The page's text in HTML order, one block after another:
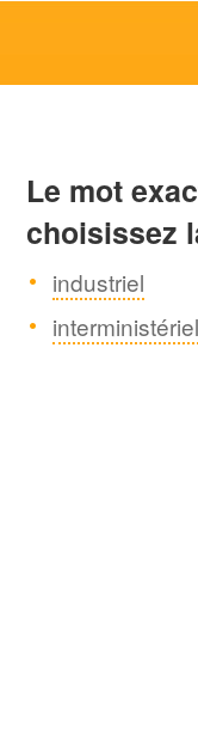
Le mot
choisissez
industriel
interministériel